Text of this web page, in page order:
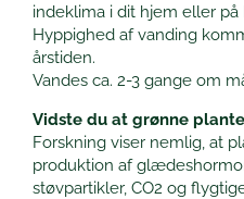
indeklima i dit hjem eller på
Hyppighed af vanding
årstiden.
Vandes ca. 2-3 gange om
Vidste du at grønne
Forskning viser nemlig, at
produktion af
støvpartikler, CO2 og